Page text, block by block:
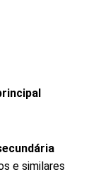
e similares